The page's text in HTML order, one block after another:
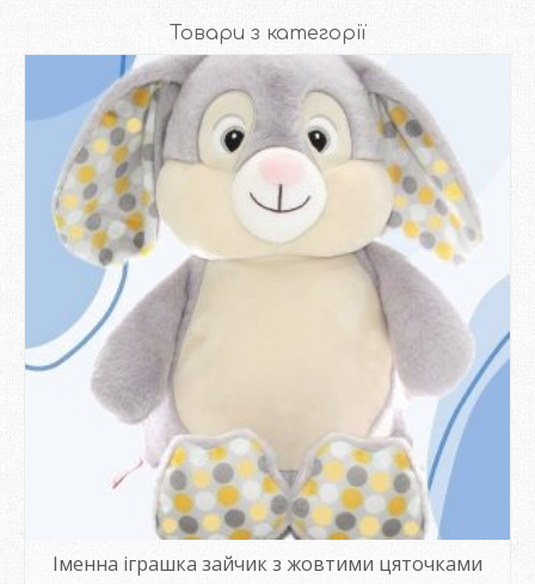
Товари з категорії
Іменна іграшка зайчик з жовтими цяточками